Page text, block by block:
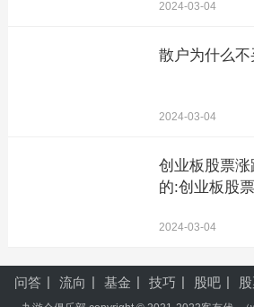
2024-03-04
散户为什么不
2024-03-04
创业板股票
的:创业板股
2024-03-04
问答 流向 基金 技巧 股吧